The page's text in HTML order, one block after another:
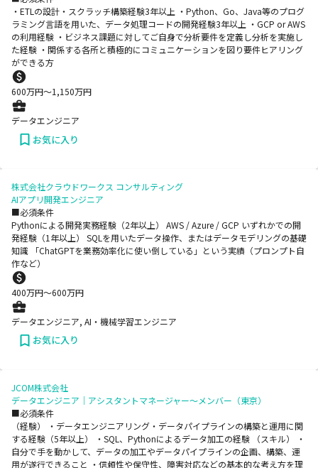
・ETLの設計・スクラッチ構築経験3年以上 ・Python、Go、Java等のプログ
ラミング言語を用いた、データ処理コードの開発経験3年以上 ・GCP or AWS
の利用経験 ・ビジネス課題に対してご自身で分析要件を定義し分析を実施し
た経験 ・関係する各所と積極的にコミュニケーションを図り要件ヒアリング
ができる方
600万円〜1,150万円
データエンジニア
お気に入り
株式会社クラウドワークス コンサルティング
AIアプリ開発エンジニア
■必須条件
Pythonによる開発実務経験（2年以上） AWS / Azure / GCP いずれかでの開
発経験（1年以上） SQLを用いたデータ操作、またはデータモデリングの基礎
知識 「ChatGPTを業務効率化に使い倒している」という実績（プロンプト自
作など）
400万円〜600万円
データエンジニア, AI・機械学習エンジニア
お気に入り
JCOM株式会社
データエンジニア｜アシスタントマネージャー～メンバー（東京）
■必須条件
（経験） ・データエンジニアリング・データパイプラインの構築と運用に関
する経験（5年以上） ・SQL、Pythonによるデータ加工の経験 （スキル） ・
自分で手を動かして、データの加工やデータパイプラインの企画、構築、運
用が遂行できること ・信頼性や保守性、障害対応などの基本的な考え方を理